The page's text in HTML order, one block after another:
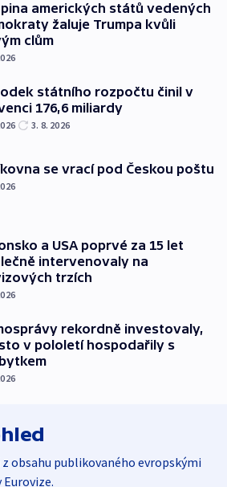
amerických států vedených
žaluje Trumpa kvůli
clům
státního rozpočtu činil v
176,6 miliardy
3. 8. 2026
se vrací pod Českou poštu
a USA poprvé za 15 let
intervenovaly na
trzích
rekordně investovaly,
v pololetí hospodařily s
z obsahu publikovaného evropskými